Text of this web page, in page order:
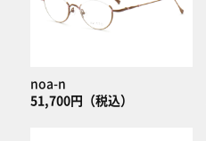
noa-n
51,700円（税込）